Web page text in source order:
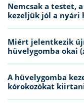
Nemcsak a testet,
kezeljük jól a nyári
Miért jelentkezik
hüvelygomba okai
A hüvelygomba
kórokozókat